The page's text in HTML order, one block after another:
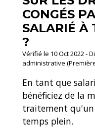
CONGÉS
SALARIÉ À
?
Vérifié le 10 Oct 2022 -
administrative
En tant que
bénéficiez de la
traitement
temps plein.